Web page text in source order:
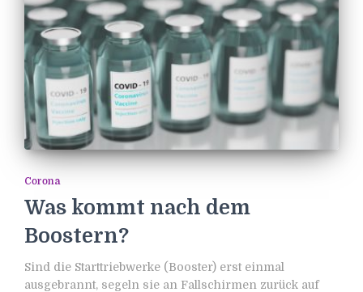
Corona
Was kommt nach dem
Boostern?
Sind die Starttriebwerke (Booster) erst einmal
ausgebrannt, segeln sie an Fallschirmen zurück auf